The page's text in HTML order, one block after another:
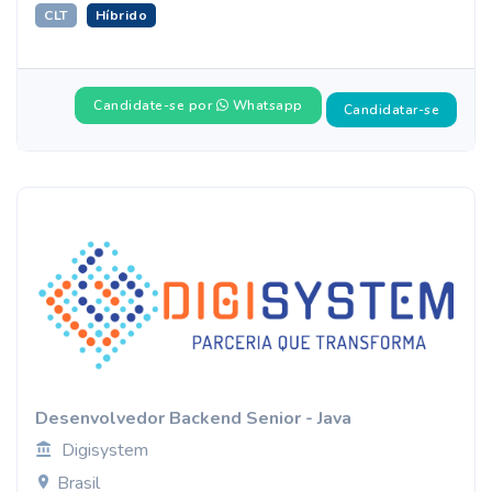
CLT Híbrido
Candidate-se por Whatsapp Candidatar-se
Desenvolvedor Backend Senior - Java
Digisystem
Brasil